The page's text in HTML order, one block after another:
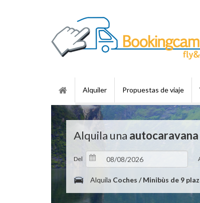
Alquiler Propuestas de viaje
Alquila una autocaravana
Del
Alquila Coches / Minibùs de 9